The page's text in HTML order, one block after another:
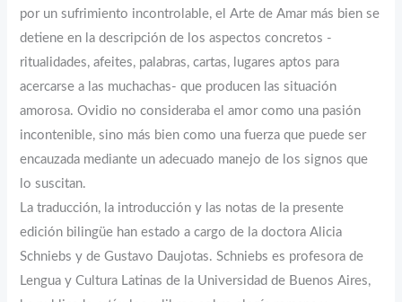
por un sufrimiento incontrolable, el Arte de Amar más bien se
detiene en la descripción de los aspectos concretos -
ritualidades, afeites, palabras, cartas, lugares aptos para
acercarse a las muchachas- que producen las situación
amorosa. Ovidio no consideraba el amor como una pasión
incontenible, sino más bien como una fuerza que puede ser
encauzada mediante un adecuado manejo de los signos que
lo suscitan.
La traducción, la introducción y las notas de la presente
edición bilingüe han estado a cargo de la doctora Alicia
Schniebs y de Gustavo Daujotas. Schniebs es profesora de
Lengua y Cultura Latinas de la Universidad de Buenos Aires,